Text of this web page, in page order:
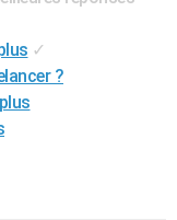
✓
?